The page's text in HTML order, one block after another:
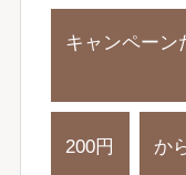
キャンペーン
200円 か